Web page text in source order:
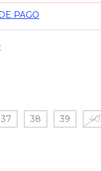
PAGO
37 38 39 40